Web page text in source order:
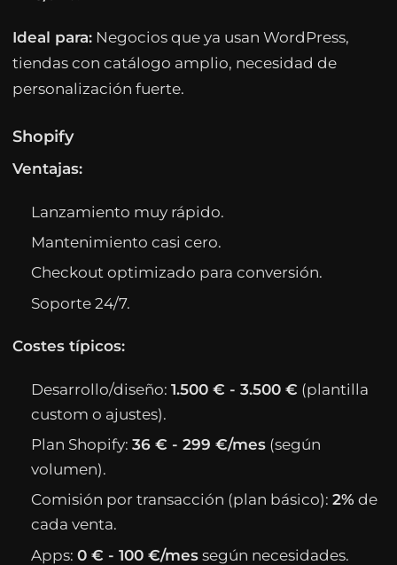
Ideal para:Negocios que ya usan WordPress,
tiendas con catálogo amplio, necesidad de
personalización fuerte.
Shopify
Ventajas:
Lanzamiento muy rápido.
Mantenimiento casi cero.
Checkout optimizado para conversión.
Soporte 24/7.
Costes típicos:
Desarrollo/diseño:1.500 € - 3.500 € (plantilla
custom o ajustes).
Plan Shopify:36 € - 299 €/mes (según
volumen).
Comisión por transacción (plan básico):2% de
cada venta.
Apps:0 € - 100 €/mes según necesidades.